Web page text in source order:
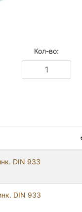
DIN 933
DIN 933
Кол-во: